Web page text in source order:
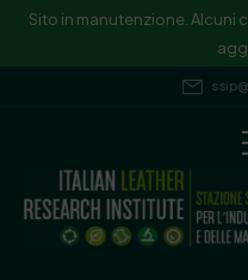
Sito in manutenzione.